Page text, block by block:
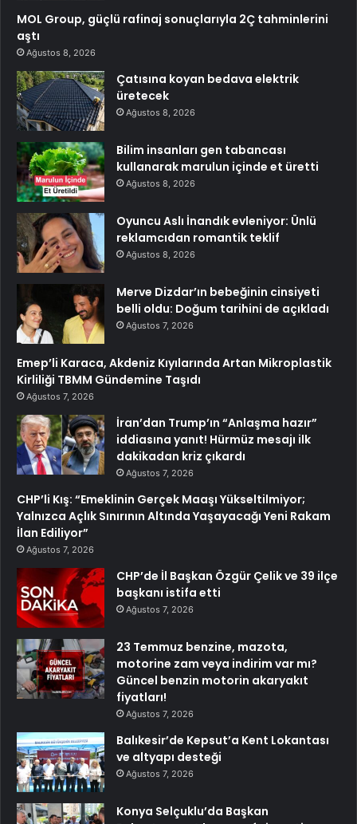
MOL Group, güçlü rafinaj sonuçlarıyla 2Ç tahminlerini
aştı
Ağustos 8, 2026
Çatısına koyan bedava elektrik
üretecek
Ağustos 8, 2026
Bilim insanları gen tabancası
kullanarak marulun içinde et üretti
Ağustos 8, 2026
Oyuncu Aslı İnandık evleniyor: Ünlü
reklamcıdan romantik teklif
Ağustos 8, 2026
Merve Dizdar’ın bebeğinin cinsiyeti
belli oldu: Doğum tarihini de açıkladı
Ağustos 7, 2026
Emep’li Karaca, Akdeniz Kıyılarında Artan Mikroplastik
Kirliliği TBMM Gündemine Taşıdı
Ağustos 7, 2026
İran’dan Trump’ın “Anlaşma hazır”
iddiasına yanıt! Hürmüz mesajı ilk
dakikadan kriz çıkardı
Ağustos 7, 2026
CHP’li Kış: “Emeklinin Gerçek Maaşı Yükseltilmiyor;
Yalnızca Açlık Sınırının Altında Yaşayacağı Yeni Rakam
İlan Ediliyor”
Ağustos 7, 2026
CHP’de İl Başkan Özgür Çelik ve 39 ilçe
başkanı istifa etti
Ağustos 7, 2026
23 Temmuz benzine, mazota,
motorine zam veya indirim var mı?
Güncel benzin motorin akaryakıt
fiyatları!
Ağustos 7, 2026
Balıkesir’de Kepsut’a Kent Lokantası
ve altyapı desteği
Ağustos 7, 2026
Konya Selçuklu’da Başkan